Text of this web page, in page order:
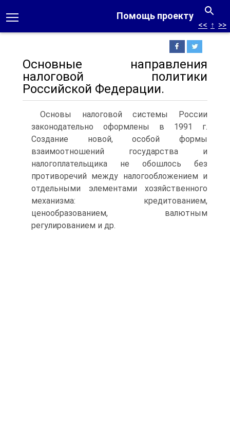
Помощь проекту
<< ↑ >>
Основные направления
налоговой политики
Российской Федерации.
Основы налоговой системы России
законодательно оформлены в 1991 г.
Создание новой, особой формы
взаимоотношений государства и
налогоплательщика не обошлось без
противоречий между налогообложением и
отдельными элементами хозяйственного
механизма: кредитованием,
ценообразованием, валютным
регулированием и др.